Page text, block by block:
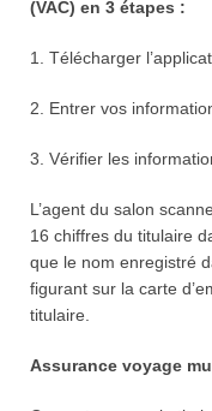
(VAC) en 3 étapes :
1. Télécharger
2. Entrer vos
3. Vérifier les
L’agent du salon
16 chiffres du titulaire
que le nom enregistré
figurant sur la carte
titulaire.
Assurance voyage